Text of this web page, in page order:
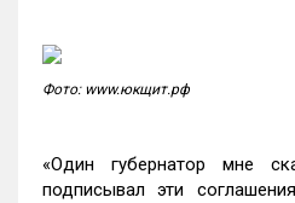
Фото: www.юкщит.рф
«Один губернатор мне
подписывал эти